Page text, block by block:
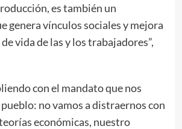
es también un
genera vínculos sociales y mejora
vida de las y los trabajadores”,
con el mandato que nos
no vamos a distraernos con
económicas, nuestro